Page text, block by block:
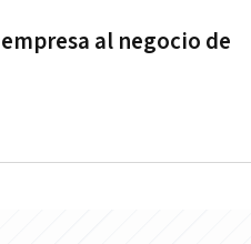
al negocio de